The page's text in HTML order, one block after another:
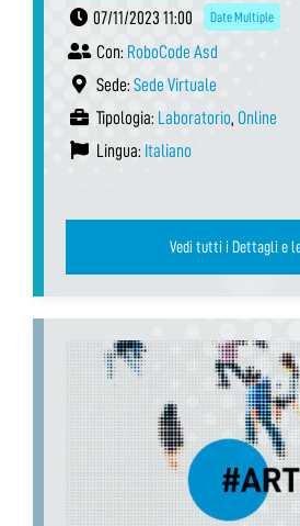
07/11/2023 11:00
Date Multiple
Con: RoboCode Asd
Sede: Sede Virtuale
Tipologia: Laboratorio, Online
Lingua: Italiano
Vedi tutti i Dettagli e